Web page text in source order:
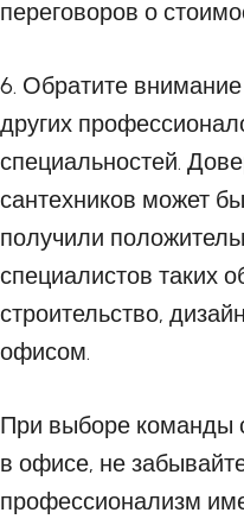
переговоров о
6. Обратите
других
специальностей.
сантехников может
получили
специалистов таких
строительство,
офисом.
При выборе команды
в офисе, не
профессионализм